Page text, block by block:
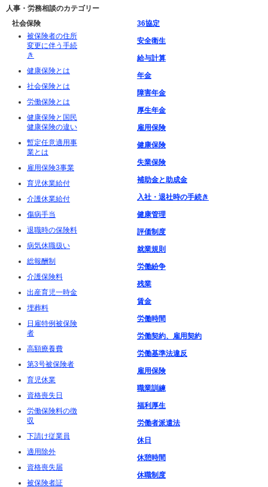
人事・労務相談のカテゴリー
社会保険
被保険者の住所
変更に伴う手続
き
健康保険とは
社会保険とは
労働保険とは
健康保険と国民
健康保険の違い
暫定任意適用事
業とは
雇用保険3事業
育児休業給付
介護休業給付
傷病手当
退職時の保険料
病気休職扱い
総報酬制
介護保険料
出産育児一時金
埋葬料
日雇特例被保険
者
高額療養費
第3号被保険者
育児休業
資格喪失日
労働保険料の徴
収
下請け従業員
適用除外
資格喪失届
被保険者証
36協定
安全衛生
給与計算
年金
障害年金
厚生年金
雇用保険
健康保険
失業保険
補助金と助成金
入社・退社時の手続き
健康管理
評価制度
就業規則
労働紛争
残業
賃金
労働時間
労働契約、雇用契約
労働基準法違反
雇用保険
職業訓練
福利厚生
労働者派遣法
休日
休憩時間
休職制度